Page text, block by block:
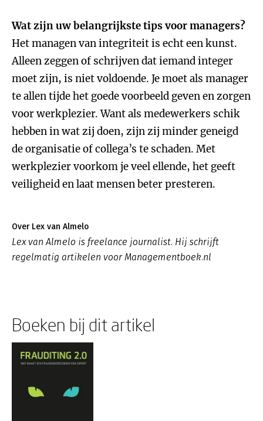
Wat zijn uw belangrijkste tips voor managers?
Het managen van integriteit is echt een kunst.
Alleen zeggen of schrijven dat iemand integer
moet zijn, is niet voldoende. Je moet als manager
te allen tijde het goede voorbeeld geven en zorgen
voor werkplezier. Want als medewerkers schik
hebben in wat zij doen, zijn zij minder geneigd
de organisatie of collega’s te schaden. Met
werkplezier voorkom je veel ellende, het geeft
veiligheid en laat mensen beter presteren.
Over Lex van Almelo
Lex van Almelo is freelance journalist. Hij schrijft
regelmatig artikelen voor Managementboek.nl
Boeken bij dit artikel